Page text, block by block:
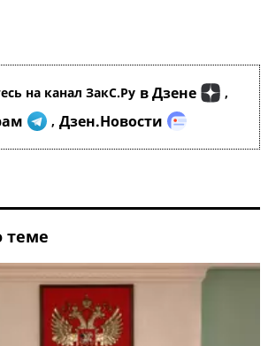
на канал ЗакС.Ру в Дзене ,
, Дзен.Новости
теме